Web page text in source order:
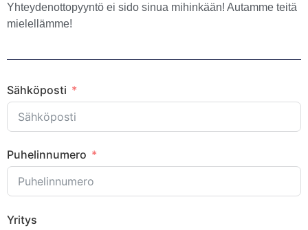
Yhteydenottopyyntö ei sido sinua mihinkään! Autamme teitä
mielellämme!
Sähköposti
Puhelinnumero
Yritys